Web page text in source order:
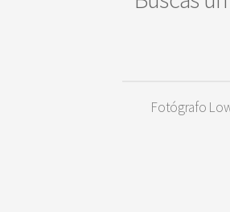
Fotógrafo